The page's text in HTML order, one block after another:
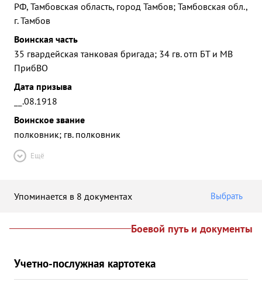
РФ, Тамбовская область, город Тамбов; Тамбовская обл.,
г. Тамбов
Воинская часть
35 гвардейская танковая бригада; 34 гв. отп БТ и МВ
ПрибВО
Дата призыва
__.08.1918
Воинское звание
полковник; гв. полковник
Ещё
Упоминается в 8 документах Выбрать
Боевой путь и документы
Учетно-послужная картотека